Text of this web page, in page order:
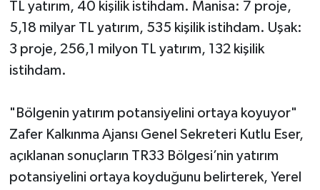
TL yatırım, 40 kişilik istihdam. Manisa: 7 proje,
5,18 milyar TL yatırım, 535 kişilik istihdam. Uşak:
3 proje, 256,1 milyon TL yatırım, 132 kişilik
istihdam.
"Bölgenin yatırım potansiyelini ortaya koyuyor"
Zafer Kalkınma Ajansı Genel Sekreteri Kutlu Eser,
açıklanan sonuçların TR33 Bölgesi’nin yatırım
potansiyelini ortaya koyduğunu belirterek, Yerel